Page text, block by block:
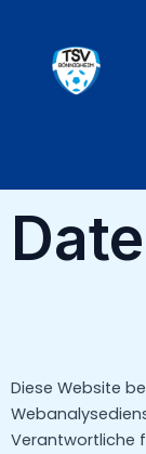
springen
Diese Website
Verantwortliche